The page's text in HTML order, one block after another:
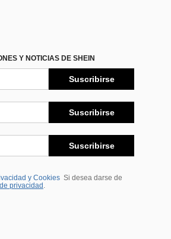
Y NOTICIAS DE SHEIN
Suscribirse
Suscribirse
Suscribirse
y Cookies Si desea darse de
privacidad .